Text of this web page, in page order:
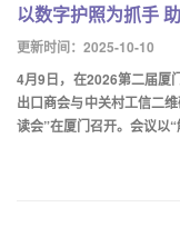
以数字护照为抓手
更新时间：2025-10-10
4月9日，在2026第二届厦
出口商会与中关村工信二
读会”在厦门召开。会议以